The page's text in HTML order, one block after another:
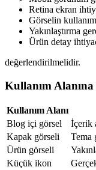
Retina ekran
Görselin
Yakınlaştırma
Ürün detay
değerlendirilmelidir.
Kullanım
Kullanım Alanı
Blog içi görsel
İçerik
Kapak görseli
Tema
Ürün görseli
Küçük ikon